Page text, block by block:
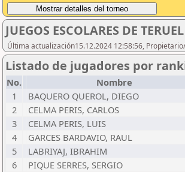
JUEGOS ESCOLARES DE
Última actualización15.12.2024 12:58:56,
Listado de jugadores por
No. Nombre
1
BAQUERO QUEROL, DIEGO
2
CELMA PERIS, CARLOS
3
CELMA PERIS, LUIS
4
GARCES BARDAVIO, RAUL
5
LABRIYAJ, IBRAHIM
6
PIQUE SERRES, SERGIO